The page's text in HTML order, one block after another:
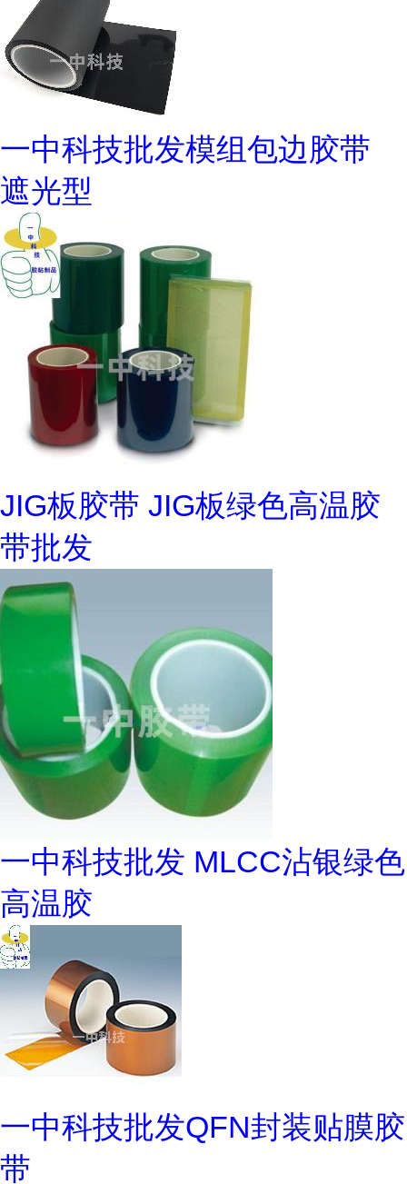
一中科技批发模组包边胶带
遮光型
JIG板胶带 JIG板绿色高温胶
带批发
一中科技批发 MLCC沾银绿色
高温胶
一中科技批发QFN封装贴膜胶
带